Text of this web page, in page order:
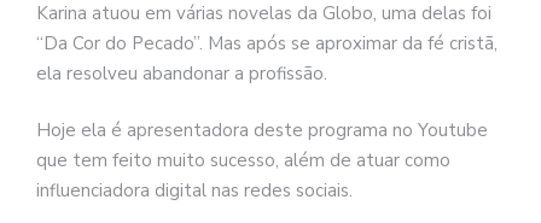
Karina atuou em várias novelas da Globo, uma delas foi
“Da Cor do Pecado”. Mas após se aproximar da fé cristã,
ela resolveu abandonar a profissão.
Hoje ela é apresentadora deste programa no Youtube
que tem feito muito sucesso, além de atuar como
influenciadora digital nas redes sociais.